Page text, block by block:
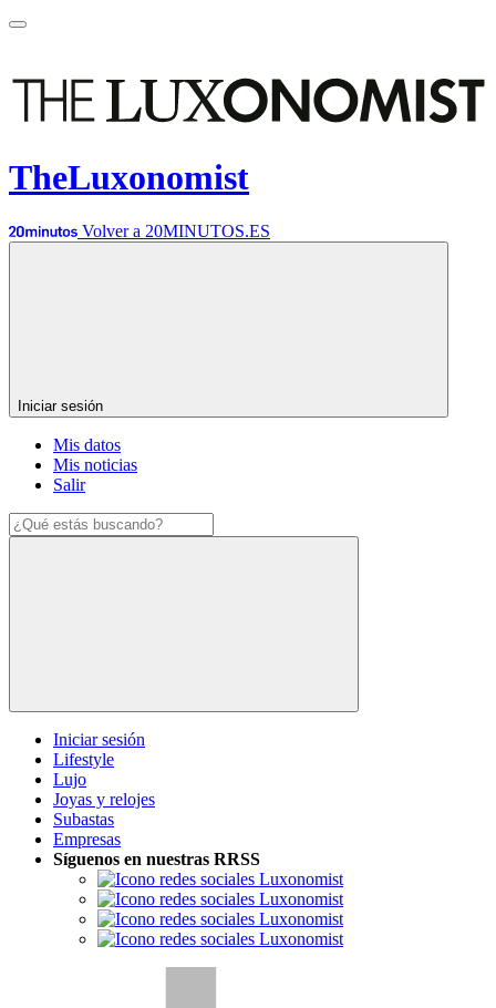
TheLuxonomist
Volver a 20MINUTOS.ES
Iniciar sesión
Mis datos
Mis noticias
Salir
Iniciar sesión
Lifestyle
Lujo
Joyas y relojes
Subastas
Empresas
Síguenos en nuestras RRSS